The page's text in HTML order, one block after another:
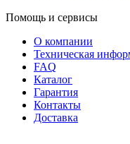
Помощь и сервисы
О компании
Техническая
FAQ
Каталог
Гарантия
Контакты
Доставка